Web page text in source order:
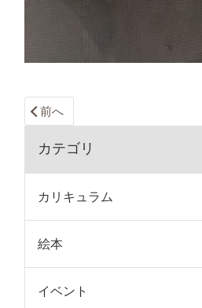
前へ
カテゴリ
カリキュラム
絵本
イベント